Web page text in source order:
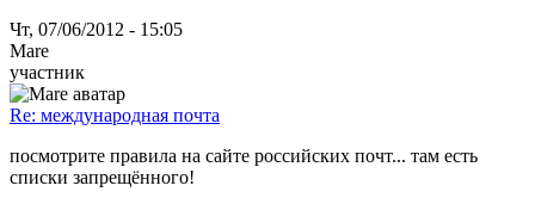
Чт, 07/06/2012 - 15:05
Mare
участник
Re: международная почта
посмотрите правила на сайте российских почт... там есть
списки запрещённого!